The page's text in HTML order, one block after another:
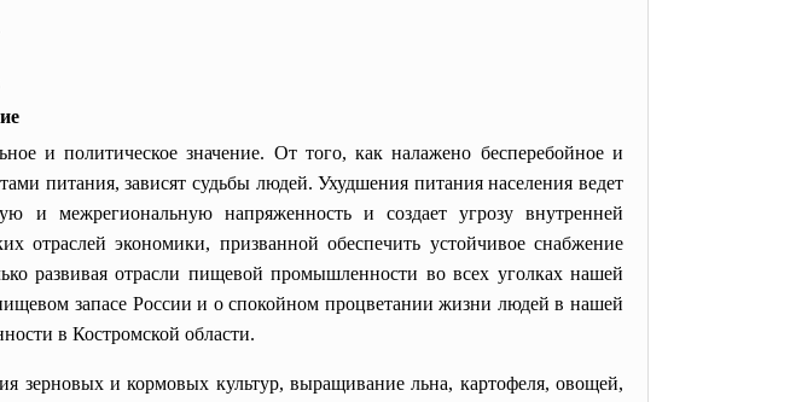
и политическое значение. От того, как налажено бесперебойное и
питания, зависят судьбы людей. Ухудшения питания населения ведет
и межрегиональную напряженность и создает угрозу внутренней
отраслей экономики, призванной обеспечить устойчивое снабжение
развивая отрасли пищевой промышленности во всех уголках нашей
запасе России и о спокойном процветании жизни людей в нашей
в Костромской области.
зерновых и кормовых культур, выращивание льна, картофеля, овощей,